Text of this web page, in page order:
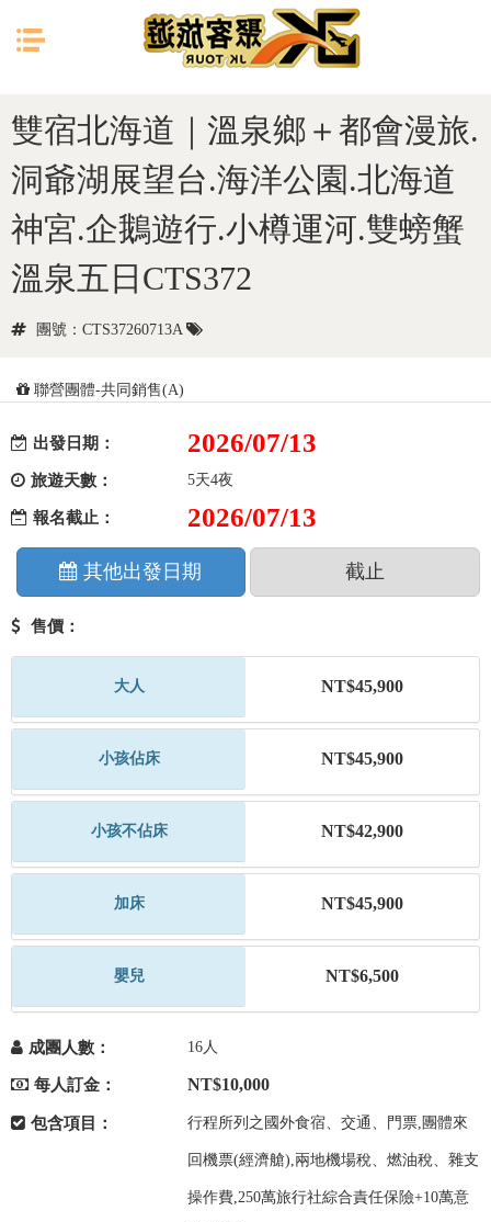
目前位置： 首頁 日本 北海道
雙宿北海道｜溫泉鄉＋都會漫旅.
洞爺湖展望台.海洋公園.北海道
神宮.企鵝遊行.小樽運河.雙螃蟹
溫泉五日CTS372
團號：CTS37260713A
聯營團體-共同銷售(A)
出發日期： 2026/07/13
旅遊天數： 5天4夜
報名截止： 2026/07/13
其他出發日期 截止
售價：
大人 NT$45,900
小孩佔床 NT$45,900
小孩不佔床 NT$42,900
加床 NT$45,900
嬰兒 NT$6,500
成團人數： 16人
每人訂金： NT$10,000
包含項目： 行程所列之國外食宿、交通、門票,團體來
回機票(經濟艙),兩地機場稅、燃油稅、雜支
操作費,250萬旅行社綜合責任保險+10萬意